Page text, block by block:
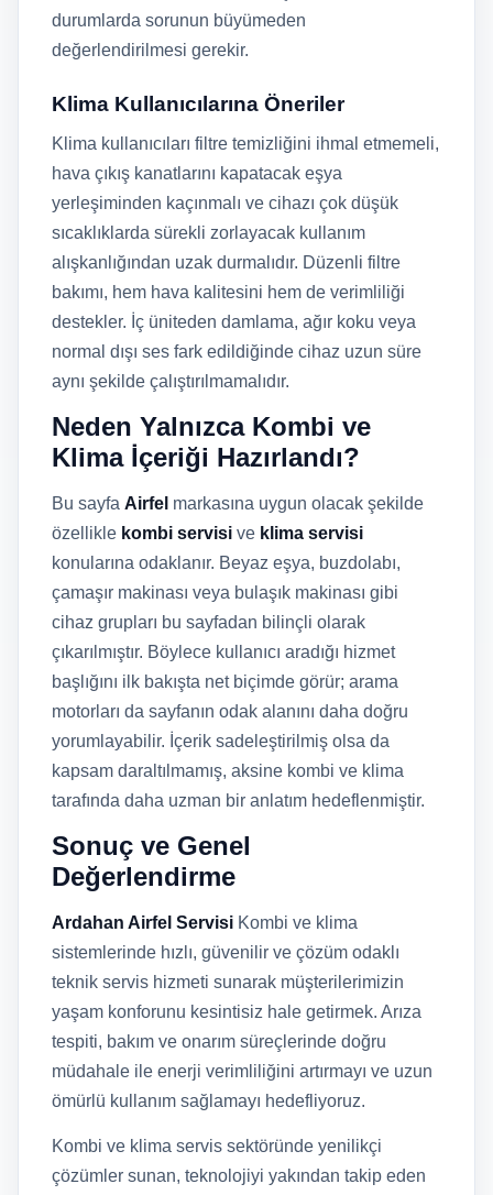
durumlarda sorunun büyümeden
değerlendirilmesi gerekir.
Klima Kullanıcılarına Öneriler
Klima kullanıcıları filtre temizliğini ihmal etmemeli,
hava çıkış kanatlarını kapatacak eşya
yerleşiminden kaçınmalı ve cihazı çok düşük
sıcaklıklarda sürekli zorlayacak kullanım
alışkanlığından uzak durmalıdır. Düzenli filtre
bakımı, hem hava kalitesini hem de verimliliği
destekler. İç üniteden damlama, ağır koku veya
normal dışı ses fark edildiğinde cihaz uzun süre
aynı şekilde çalıştırılmamalıdır.
Neden Yalnızca Kombi ve
Klima İçeriği Hazırlandı?
Bu sayfa Airfel markasına uygun olacak şekilde
özellikle kombi servisi ve klima servisi
konularına odaklanır. Beyaz eşya, buzdolabı,
çamaşır makinası veya bulaşık makinası gibi
cihaz grupları bu sayfadan bilinçli olarak
çıkarılmıştır. Böylece kullanıcı aradığı hizmet
başlığını ilk bakışta net biçimde görür; arama
motorları da sayfanın odak alanını daha doğru
yorumlayabilir. İçerik sadeleştirilmiş olsa da
kapsam daraltılmamış, aksine kombi ve klima
tarafında daha uzman bir anlatım hedeflenmiştir.
Sonuç ve Genel
Değerlendirme
Ardahan Airfel Servisi Kombi ve klima
sistemlerinde hızlı, güvenilir ve çözüm odaklı
teknik servis hizmeti sunarak müşterilerimizin
yaşam konforunu kesintisiz hale getirmek. Arıza
tespiti, bakım ve onarım süreçlerinde doğru
müdahale ile enerji verimliliğini artırmayı ve uzun
ömürlü kullanım sağlamayı hedefliyoruz.
Kombi ve klima servis sektöründe yenilikçi
çözümler sunan, teknolojiyi yakından takip eden